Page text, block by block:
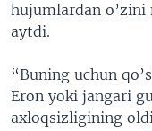
hujumlardan
aytdi.
“Buning uchun
Eron yoki jangari
axloqsizligining